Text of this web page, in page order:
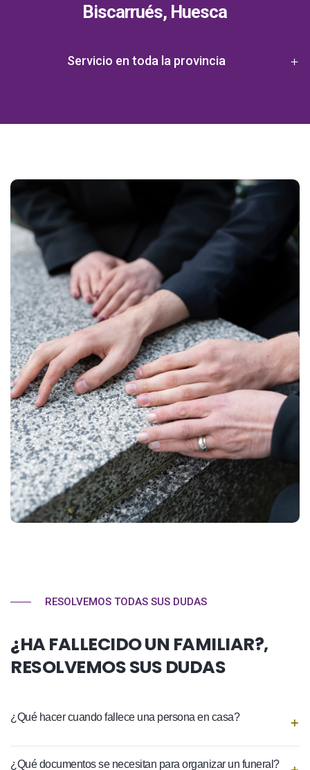
Biscarrués, Huesca
Servicio en toda la provincia
RESOLVEMOS TODAS SUS DUDAS
¿HA FALLECIDO UN FAMILIAR?,
RESOLVEMOS SUS DUDAS
¿Qué hacer cuando fallece una persona en casa?
¿Qué documentos se necesitan para organizar un funeral?